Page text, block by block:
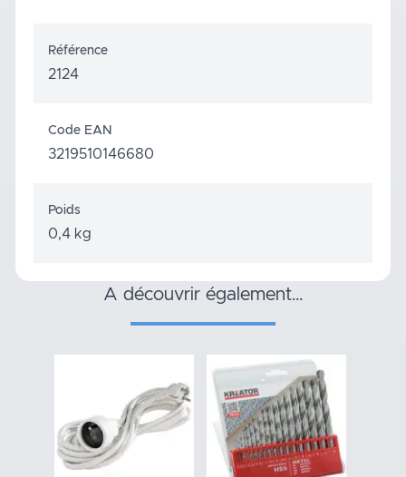
Référence
2124
Code EAN
3219510146680
Poids
0,4 kg
a découvrir également…